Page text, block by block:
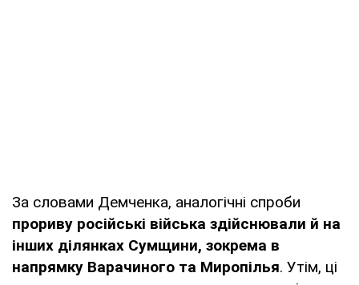
За словами Демченка, аналогічні спроби
прориву російські війська здійснювали й на
інших ділянках Сумщини, зокрема в
напрямку Варачиного та Миропілья. Утім, ці